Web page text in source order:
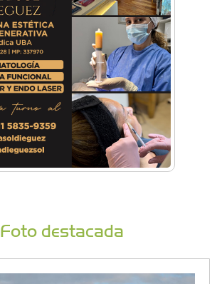
Foto destacada